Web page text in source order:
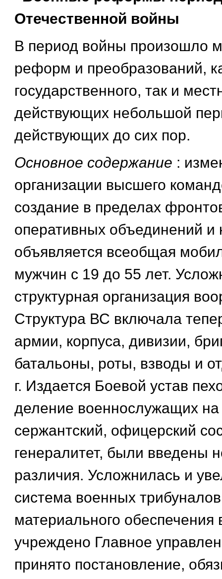
Отечественной войны
В период войны произошло
реформ и преобразований,
государственного, так и
действующих небольшой
действующих до сих пор.
Основное содержание :
организации высшего
создание в пределах
оперативных объединений и
объявляется всеобщая
мужчин с 19 до 55 лет.
структурная организация
Структура ВС включала
армии, корпуса, дивизии,
батальоны, роты, взводы и
г. Издается Боевой устав
деление военнослужащих на
сержантский, офицерский
генералитет, были введены
различия. Усложнилась и
система военных
материального обеспечения
учреждено Главное
принято постановление,